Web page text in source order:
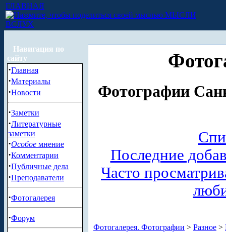
ГЛАВНАЯ
МЫСЛИ
ВСЛУХ
Навигация по
сайту
·Главная
·Материалы
·Новости
·Заметки
·Литературные
заметки
·Особое мнение
·Комментарии
·Публичные дела
·Преподаватели
·Фотогалерея
·Форум
Фотографии
Последние
Часто
Фотогалерея. Фотографии > Разное >